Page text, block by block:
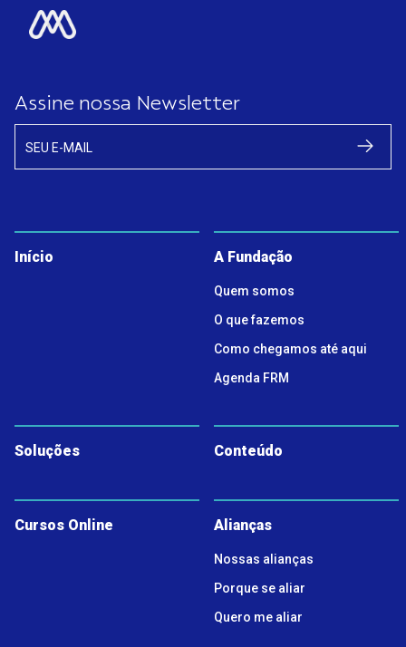
Assine nossa Newsletter
SEU E-MAIL
Início A Fundação
Quem somos
O que fazemos
Como chegamos até aqui
Agenda FRM
Soluções Conteúdo
Cursos Online Alianças
Nossas alianças
Porque se aliar
Quero me aliar